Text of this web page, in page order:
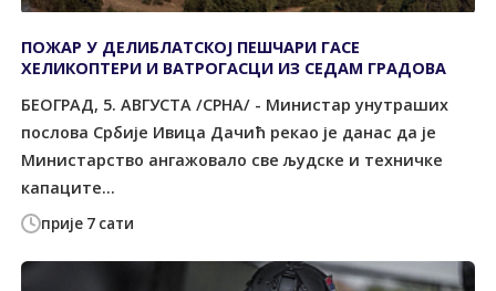
прије 7 сати
ПОЖАР У ДЕЛИБЛАТСКОЈ ПЕШЧАРИ ГАСЕ
ХЕЛИКОПТЕРИ И ВАТРОГАСЦИ ИЗ СЕДАМ ГРАДОВА
БЕОГРАД, 5. АВГУСТА /СРНА/ - Министар унутраших
послова Србије Ивица Дачић рекао је данас да је
Министарство ангажовало све људске и техничке
капаците...